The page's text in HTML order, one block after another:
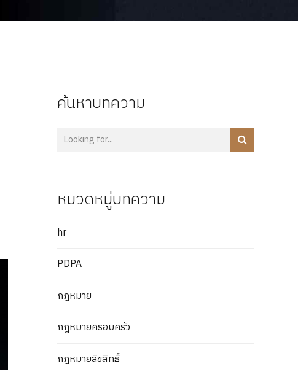
ค้นหาบทความ
หมวดหมู่บทความ
hr
PDPA
กฎหมาย
กฎหมายครอบครัว
กฎหมายลิขสิทธิ์